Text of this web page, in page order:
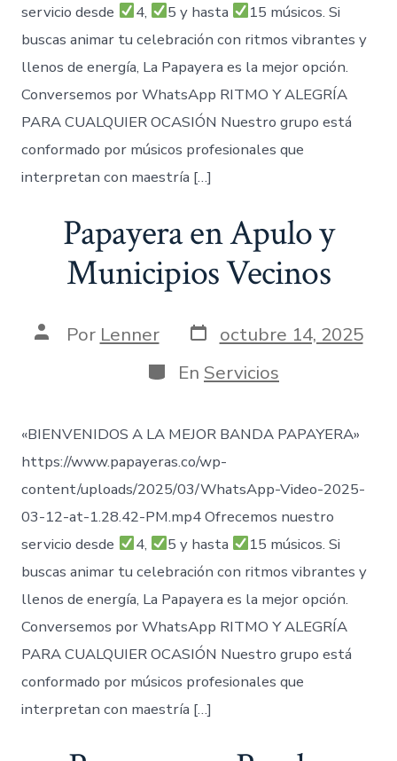
servicio desde
4, 5 y hasta
15 músicos. Si
buscas animar tu celebración con ritmos vibrantes y
llenos de energía, La Papayera es la mejor opción.
Conversemos por WhatsApp RITMO Y ALEGRÍA
PARA CUALQUIER OCASIÓN Nuestro grupo está
conformado por músicos profesionales que
interpretan con maestría […]
Papayera en Apulo y
Municipios Vecinos
AutorPor Lenner Fecha
de
publicación
octubre 14, 2025
Categorías
En Servicios
«BIENVENIDOS A LA MEJOR BANDA PAPAYERA»
https://www.papayeras.co/wp-
content/uploads/2025/03/WhatsApp-Video-2025-
03-12-at-1.28.42-PM.mp4 Ofrecemos nuestro
servicio desde
4, 5 y hasta
15 músicos. Si
buscas animar tu celebración con ritmos vibrantes y
llenos de energía, La Papayera es la mejor opción.
Conversemos por WhatsApp RITMO Y ALEGRÍA
PARA CUALQUIER OCASIÓN Nuestro grupo está
conformado por músicos profesionales que
interpretan con maestría […]